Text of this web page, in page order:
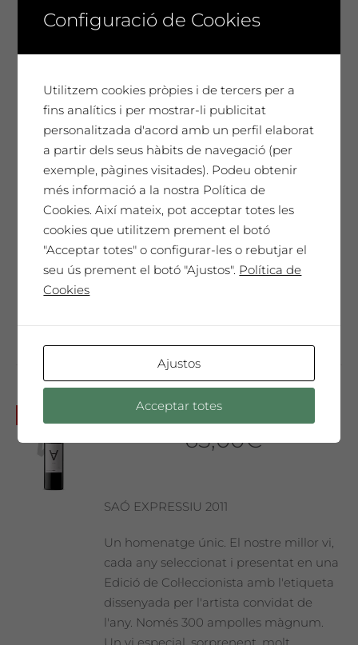
Carlos Pazos
SAÓ EXPRESSIU 2013
Un homenatge únic. El nostre millor vi,
cada any seleccionat i presentat en una
Edició de Col·leccionista amb l'etiqueta
dissenyada per l'artista convidat de
l'any. Només 300 ampolles màgnum.
Un vi especial, sorprenent, molt
complex i elegant que t'emocionarà ...
Joan Brossa
65,00€
SAÓ EXPRESSIU 2011
Un homenatge únic. El nostre millor vi,
cada any seleccionat i presentat en una
Edició de Col·leccionista amb l'etiqueta
dissenyada per l'artista convidat de
l'any. Només 300 ampolles màgnum.
Configuració de Cookies
Utilitzem cookies pròpies i de tercers per a
fins analítics i per mostrar-li publicitat
personalitzada d'acord amb un perfil elaborat
a partir dels seus hàbits de navegació (per
exemple, pàgines visitades). Podeu obtenir
més informació a la nostra Política de
Cookies. Així mateix, pot acceptar totes les
cookies que utilitzem prement el botó
"Acceptar totes" o configurar-les o rebutjar el
seu ús prement el botó "Ajustos". Política de
Cookies
Ajustos
Acceptar totes